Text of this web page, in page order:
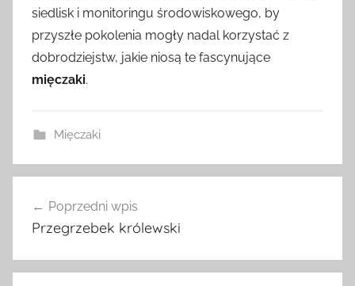
siedlisk i monitoringu środowiskowego, by
przyszłe pokolenia mogły nadal korzystać z
dobrodziejstw, jakie niosą te fascynujące
mięczaki.
Mięczaki
wpisu
Poprzedni wpis
Przegrzebek królewski